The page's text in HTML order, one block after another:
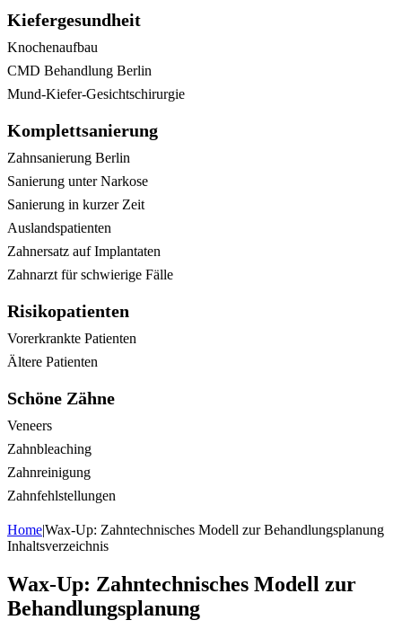
Kiefergesundheit
Knochenaufbau
CMD Behandlung Berlin
Mund-Kiefer-Gesichtschirurgie
Komplettsanierung
Zahnsanierung Berlin
Sanierung unter Narkose
Sanierung in kurzer Zeit
Auslandspatienten
Zahnersatz auf Implantaten
Zahnarzt für schwierige Fälle
Risikopatienten
Vorerkrankte Patienten
Ältere Patienten
Schöne Zähne
Veneers
Zahnbleaching
Zahnreinigung
Zahnfehlstellungen
Home|Wax-Up: Zahntechnisches Modell zur Behandlungsplanung
Inhaltsverzeichnis
Wax-Up: Zahntechnisches Modell zur
Behandlungsplanung